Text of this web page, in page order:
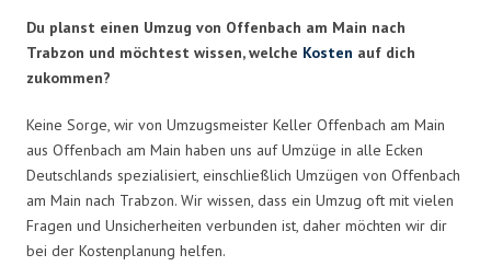
Du planst einen Umzug von Offenbach am Main nach
Trabzon und möchtest wissen, welche Kosten auf dich
zukommen?
Keine Sorge, wir von Umzugsmeister Keller Offenbach am Main
aus Offenbach am Main haben uns auf Umzüge in alle Ecken
Deutschlands spezialisiert, einschließlich Umzügen von Offenbach
am Main nach Trabzon. Wir wissen, dass ein Umzug oft mit vielen
Fragen und Unsicherheiten verbunden ist, daher möchten wir dir
bei der Kostenplanung helfen.